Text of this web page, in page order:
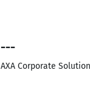
---
AXA Corporate